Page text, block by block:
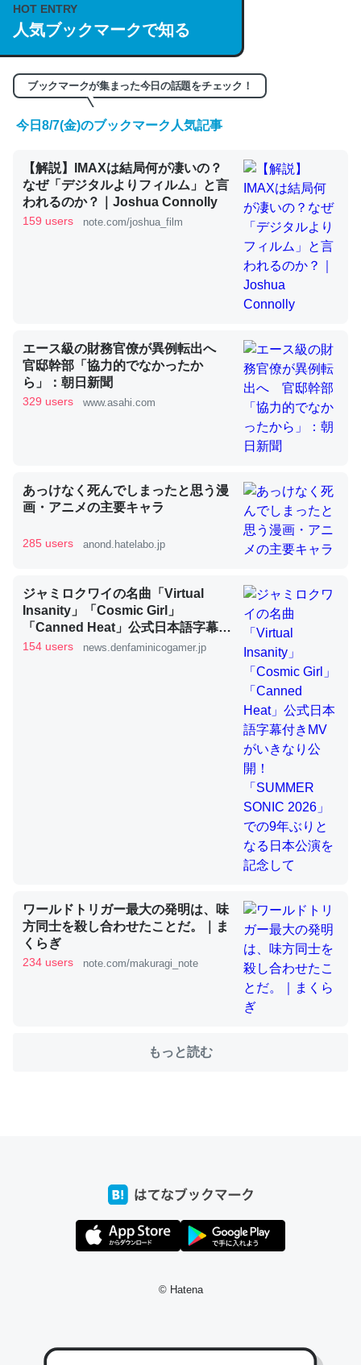
https://isobe324649.hatenablog.com/entry/2023/03/27
/064121
─GPTの仕組みと限界についての考察（１） - conceptualization
くらい。小説でいう「ずっと前の伏線」は回収されないけ
ど、短期記憶というには多い分量。進化すればするほど分
かりやすく強くなりそう
─GPTの仕組みと限界についての考察（１） - conceptualization
昆虫ってカルシウム少ないのか。知らんかった。調べたら
コオロギのカルシウム分はエビの600分の1程度。
─ニュース :: 【研究発表】昆虫学の大問題＝「昆虫はなぜ海にいな
論文では「淡水はカルシウムも酸素も不足してて両方に不
利だから両方が拮抗してるのでは」とあって面白い。海に
いる鋏角類（カブトガニ・ウミグモ）はカルシウムを使わ
ずキチンを強化してる筈だが、酵素が違うのか？
いのか」に関する新仮説
これを元に考えるとカルシウムを大量に使う脊椎動物と貝
類は苦労してるんだな…。腹足類だと殻を無くしてナメク
─ニュース :: 【研究発表】昆虫学の大問題＝「昆虫はなぜ海にいな
ウチもEchoを実家に置いて４年。でたまに覗いてる。ぼ
位置情報を共有してる。電池残量や充電中かが分かるので
これ見て生きてるなって分かる。
─たまにLINEするくらいだった遠方の父67歳と僕。ITツール導入で
コミュニケーションが劇的に変化した｜tayorini by LIFULL介護
たいなのでネット環境作ったけどAlexaしか使わないので
HOT ENTRY
人気ブックマークで知る
ブックマークが集まった今日の話題をチェック！
今日8/7(金)のブックマーク人気記事
【解説】IMAXは結局何が凄いの？
なぜ「デジタルよりフィルム」と言
われるのか？｜Joshua Connolly
159 users note.com/joshua_film
エース級の財務官僚が異例転出へ
官邸幹部「協力的でなかったか
ら」：朝日新聞
329 users www.asahi.com
あっけなく死んでしまったと思う漫
画・アニメの主要キャラ
285 users anond.hatelabo.jp
ジャミロクワイの名曲「Virtual
Insanity」「Cosmic Girl」
「Canned Heat」公式日本語字幕付
きMVがいきなり公開！「SUMMER
154 users news.denfaminicogamer.jp
ワールドトリガー最大の発明は、味
方同士を殺し合わせたことだ。｜ま
くらぎ
234 users note.com/makuragi_note
もっと読む
© Hatena